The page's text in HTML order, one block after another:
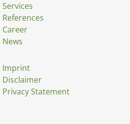
Services
References
Career
News
Imprint
Disclaimer
Privacy Statement